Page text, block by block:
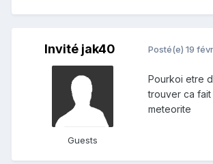
Invité jak40
Guests
Posté(e) 19
Pourkoi etre
trouver ca
meteorite